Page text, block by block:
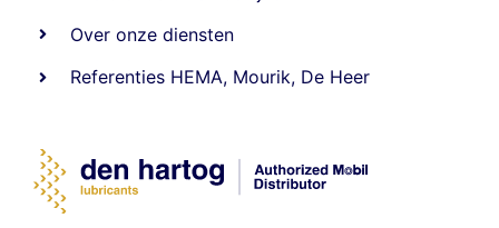
Over onze diensten
Referenties HEMA, Mourik, De Heer